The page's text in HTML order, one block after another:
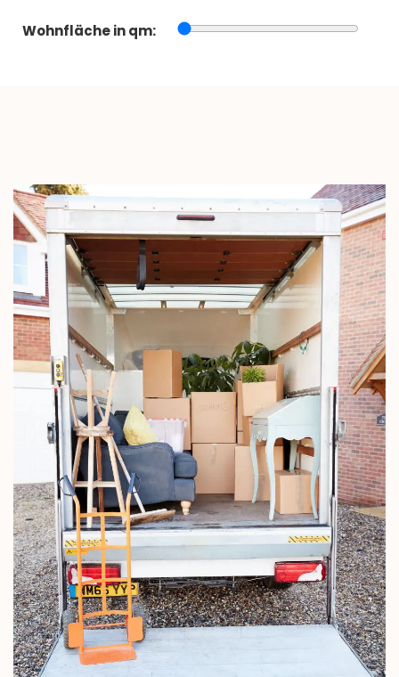
Wohnfläche in qm: